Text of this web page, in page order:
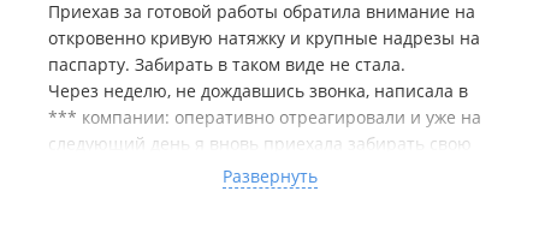
Приехав за готовой работы обратила внимание на
откровенно кривую натяжку и крупные надрезы на
паспарту. Забирать в таком виде не стала.
Через неделю, не дождавшись звонка, написала в
*** компании: оперативно отреагировали и уже на
следующий день я вновь приехала забирать свою
работу. Ну что сказать... Надрезы так и остались:
мотивируют это своим крупным станком. И вновь
Развернуть